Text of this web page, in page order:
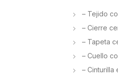
– Tejido
– Cierre
– Tapeta
– Cuello
– Cinturilla